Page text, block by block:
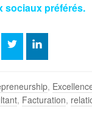
sociaux préférés.
,
, Facturation,